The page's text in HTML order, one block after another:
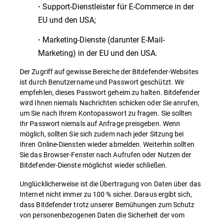
· Support-Dienstleister für E-Commerce in der
EU und den USA;
· Marketing-Dienste (darunter E-Mail-
Marketing) in der EU und den USA.
Der Zugriff auf gewisse Bereiche der Bitdefender-Websites
ist durch Benutzername und Passwort geschützt. Wir
empfehlen, dieses Passwort geheim zu halten. Bitdefender
wird Ihnen niemals Nachrichten schicken oder Sie anrufen,
um Sie nach Ihrem Kontopasswort zu fragen. Sie sollten
Ihr Passwort niemals auf Anfrage preisgeben. Wenn
möglich, sollten Sie sich zudem nach jeder Sitzung bei
Ihren Online-Diensten wieder abmelden. Weiterhin sollten
Sie das Browser-Fenster nach Aufrufen oder Nutzen der
Bitdefender-Dienste möglichst wieder schließen.
Unglücklicherweise ist die Übertragung von Daten über das
Internet nicht immer zu 100 % sicher. Daraus ergibt sich,
dass Bitdefender trotz unserer Bemühungen zum Schutz
von personenbezogenen Daten die Sicherheit der vom